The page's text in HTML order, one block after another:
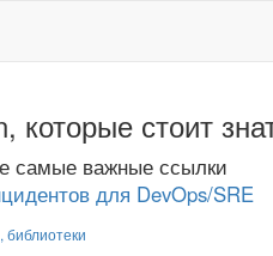
которые стоит
самые важные ссылки
для DevOps/SRE